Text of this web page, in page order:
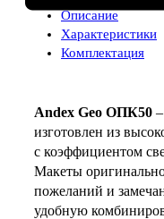
Описание
Характеристики
Комплектация
Andex Geo ОПК50
изготовлен из
с коэффициентом
Макеты
пожеланий и
удобную